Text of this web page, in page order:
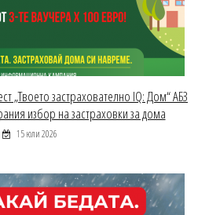
„Твоето застрахователно IQ: Дом“ АБЗ
избор на застраховки за дома
15 юли 2026